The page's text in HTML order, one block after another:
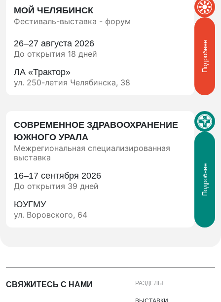
МОЙ ЧЕЛЯБИНСК
Фестиваль-выставка - форум
26–27 августа 2026
До открытия 18 дней
ЛА «Трактор»
ул. 250-летия Челябинска, 38
Подробнее
СОВРЕМЕННОЕ ЗДРАВООХРАНЕНИЕ
ЮЖНОГО УРАЛА
Межрегиональная специализированная
выставка
16–17 сентября 2026
До открытия 39 дней
ЮУГМУ
ул. Воровского, 64
Подробнее
СВЯЖИТЕСЬ С НАМИ РАЗДЕЛЫ